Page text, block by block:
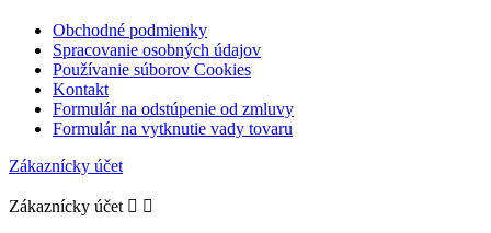
Obchodné podmienky
Spracovanie osobných údajov
Používanie súborov Cookies
Kontakt
Formulár na odstúpenie od zmluvy
Formulár na vytknutie vady tovaru
Zákaznícky účet
Zákaznícky účet  